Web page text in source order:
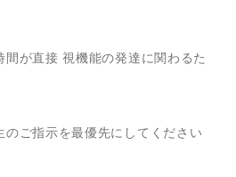
が直接 視機能の発達に関わるた
のご指示を最優先にしてください